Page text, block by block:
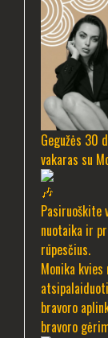
Gegužės 30
vakaras su
Pasiruoškite
nuotaika ir
rūpesčius.
Monika
bravoro
bravoro